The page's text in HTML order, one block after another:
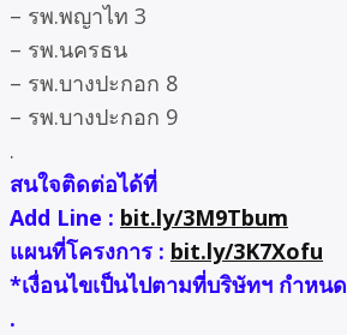
– รพ.พญาไท 3
– รพ.นครธน
– รพ.บางปะกอก 8
– รพ.บางปะกอก 9
.
สนใจติดต่อได้ที่
Add Line : bit.ly/3M9Tbum
แผนที่โครงการ : bit.ly/3K7Xofu
*เงื่อนไขเป็นไปตามที่บริษัทฯ กำหนด
.